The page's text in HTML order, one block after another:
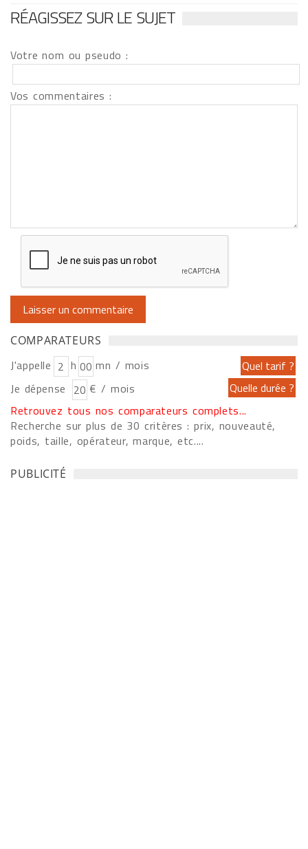
RÉAGISSEZ SUR LE SUJET
Votre nom ou pseudo :
Vos commentaires :
COMPARATEURS
J'appelle h
mn / mois
Je dépense
€ / mois
Retrouvez tous nos comparateurs complets...
Recherche sur plus de 30 critères : prix, nouveauté,
poids, taille, opérateur, marque, etc....
PUBLICITÉ